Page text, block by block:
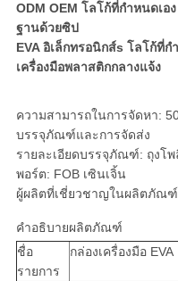
ODM OEM โลโก้ที่กำหนดเอ
ฐานด้วยซิป
EVA อิเล็กทรอนิกส์s โลโก้ที่
เครื่องมือพลาสติกกลางแจ้ง
ความสามารถในการจัดหา:
บรรจุภัณฑ์และการจัดส่ง
รายละเอียดบรรจุภัณฑ์: ถุงโ
พอร์ต: FOB เซินเจิ้น
ผู้ผลิตที่เชี่ยวชาญในผลิตภัณฑ์
คำอธิบายผลิตภัณฑ์
ชื่อ
รายการ
กล่องเครื่องมือ EVA